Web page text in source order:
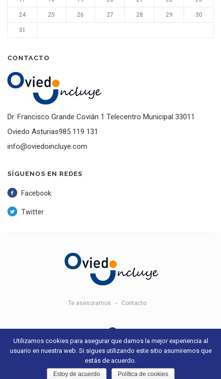
24 25 26 27 28 29 30
31
CONTACTO
Dr. Francisco Grande Covián 1 Telecentro Municipal 33011
Oviedo Asturias985 119 131
info@oviedoincluye.com
SÍGUENOS EN REDES
Facebook
Twitter
Te asesoramos Contacto
© 2018 Oviedo Incluye - Aviso legal y condiciones de uso- Sitio web
desarrollado por+QueGusto S.C.
Utilizamos cookies para asegurar que damos la mejor experiencia al
usuario en nuestra web. Si sigues utilizando este sitio asumiremos que
estás de acuerdo.
Estoy de acuerdo Política de cookies